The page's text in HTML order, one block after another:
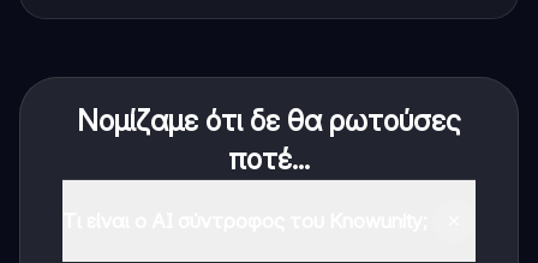
Νομίζαμε ότι δε θα ρωτούσες
ποτέ...